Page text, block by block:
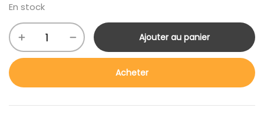
En stock
Ajouter au panier
Acheter